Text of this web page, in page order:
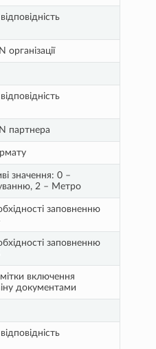
партнера
значення: 0 –
2 – Метро
заповненню
заповненню
включення
документами